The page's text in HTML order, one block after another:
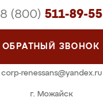
г. Можайск
8 (800) 511-89-55
ОБРАТНЫЙ ЗВОНОК
corp-renessans@yandex.ru